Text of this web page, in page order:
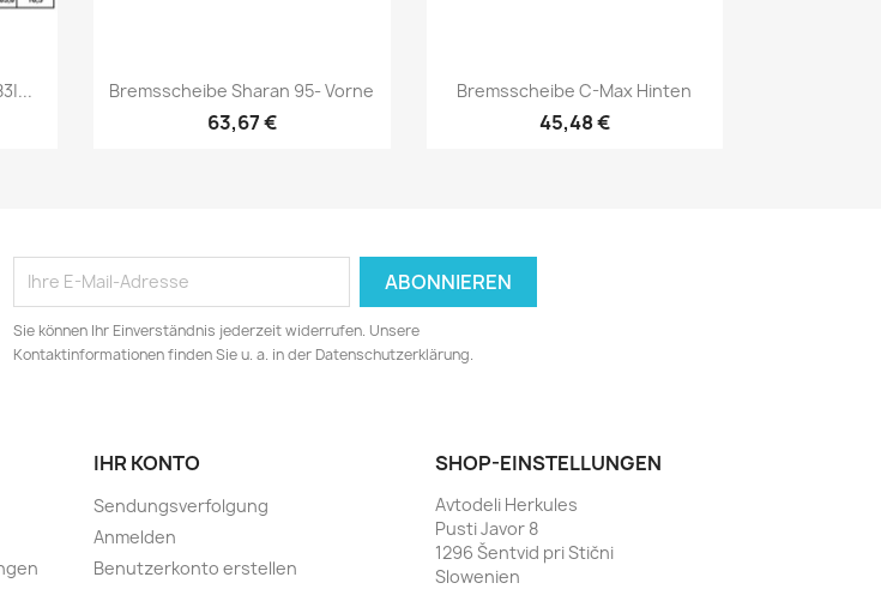
Vorschau
Bremsscheibe Sharan 95- Vorne
63,67 €
Vorschau
Bremsscheibe C-Max Hinten
45,48 €
Sie können Ihr Einverständnis jederzeit widerrufen. Unsere
Kontaktinformationen finden Sie u. a. in der Datenschutzerklärung.
IHR KONTO
Sendungsverfolgung
Anmelden
Benutzerkonto erstellen
SHOP-EINSTELLUNGEN
Avtodeli Herkules
Pusti Javor 8
1296 Šentvid pri Stični
Slowenien